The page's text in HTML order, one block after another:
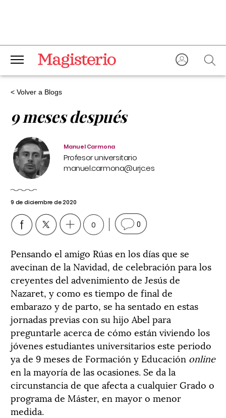
< Volver a Blogs
9 meses después
Manuel Carmona
Profesor universitario
manuel.carmona@urjc.es
9 de diciembre de 2020
0 0
Pensando el amigo Rúas en los días que se
avecinan de la Navidad, de celebración para los
creyentes del advenimiento de Jesús de
Nazaret, y como es tiempo de final de
embarazo y de parto, se ha sentado en estas
jornadas previas con su hijo Abel para
preguntarle acerca de cómo están viviendo los
jóvenes estudiantes universitarios este periodo
ya de 9 meses de Formación y Educación online
en la mayoría de las ocasiones. Se da la
circunstancia de que afecta a cualquier Grado o
programa de Máster, en mayor o menor
medida.